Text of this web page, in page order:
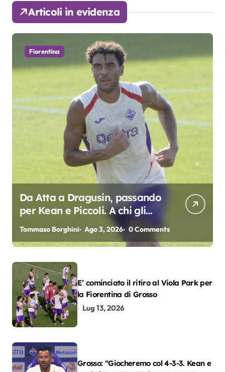
Articoli in evidenza
Fiorentina
Da Atta a Dragusin, passando
per Kean e Piccoli. A chi gli
oscar del precampionato?
Tommaso Borghini Ago 3, 2026 0 Comments
E’ cominciato il ritiro al Viola Park per
la Fiorentina di Grosso
Lug 13, 2026
Grosso: “Giocheremo col 4-3-3. Kean e